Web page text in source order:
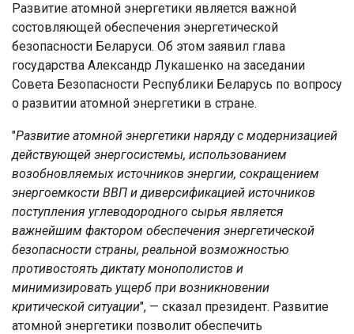
Развитие атомной энергетики является важной
состовляющей обеспечения энергетической
безопасности Беларуси. Об этом заявил глава
государства Александр Лукашенко на заседании
Совета Безопасности Республики Беларусь по вопросу
о развитии атомной энергетики в стране.
"Развитие атомной энергетики наряду с модернизацией
действующей энергосистемы, использованием
возобновляемых источников энергии, сокращением
энергоемкости ВВП и диверсификацией источников
поступления углеводородного сырья является
важнейшим фактором обеспечения энергетической
безопасности страны, реальной возможностью
противостоять диктату монополистов и
минимизировать ущерб при возникновении
критической ситуации", — сказал президент. Развитие
атомной энергетики позволит обеспечить